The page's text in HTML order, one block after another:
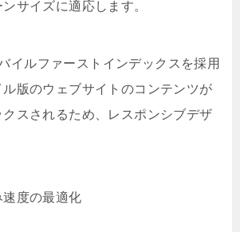
サイズに適応します。
イルファーストインデックスを採用
ル版のウェブサイトのコンテンツが
スされるため、レスポンシブデザ
速度の最適化